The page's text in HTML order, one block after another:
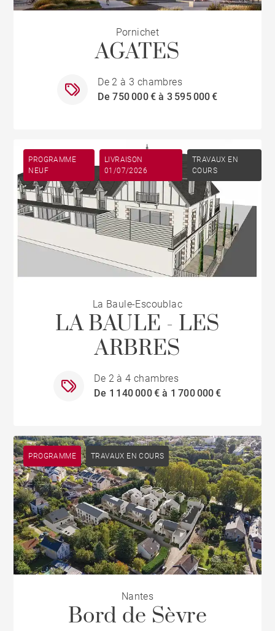
Pornichet
AGATES
De 2 à 3 chambres
De 750 000 € à 3 595 000 €
PROGRAMME
NEUF
LIVRAISON
01/07/2026
TRAVAUX EN
COURS
La Baule-Escoublac
LA BAULE - LES
ARBRES
De 2 à 4 chambres
De 1 140 000 € à 1 700 000 €
PROGRAMME TRAVAUX EN COURS
Nantes
Bord de Sèvre